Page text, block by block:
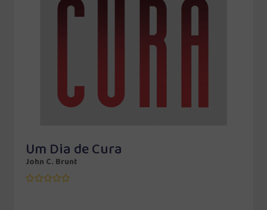
Um Dia de Cura
John C. Brunt